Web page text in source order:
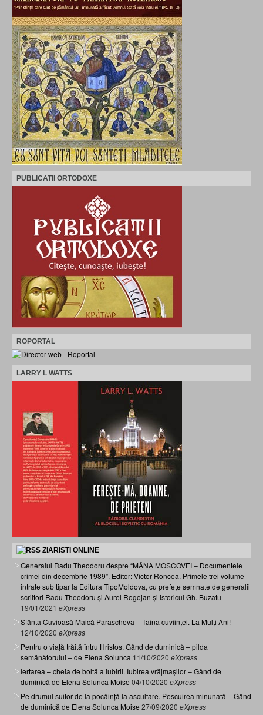
PUBLICATII ORTODOXE
ROPORTAL
LARRY L WATTS
ZIARISTI ONLINE
Generalul Radu Theodoru despre “MÂNA MOSCOVEI – Documentele
crimei din decembrie 1989”. Editor: Victor Roncea. Primele trei volume
intrate sub tipar la Editura TipoMoldova, cu prefețe semnate de generalii
scriitori Radu Theodoru și Aurel Rogojan și istoricul Gh. Buzatu
19/01/2021 eXpress
Sfânta Cuvioasă Maică Parascheva – Taina cuviinței. La Mulți Ani!
12/10/2020 eXpress
Pentru o viață trăită întru Hristos. Gând de duminică – pilda
semănătorului – de Elena Solunca 11/10/2020 eXpress
Iertarea – cheia de boltă a iubirii. Iubirea vrăjmașilor – Gând de
duminică de Elena Solunca Moise 04/10/2020 eXpress
Pe drumul suitor de la pocăință la ascultare. Pescuirea minunată – Gând
de duminică de Elena Solunca Moise 27/09/2020 eXpress